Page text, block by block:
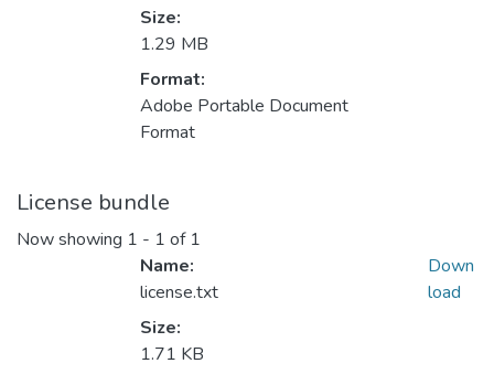
Size:
1.29 MB
Format:
Adobe Portable Document
Format
License bundle
Now showing 1 - 1 of 1
Name:
license.txt
Size:
1.71 KB
Down
load